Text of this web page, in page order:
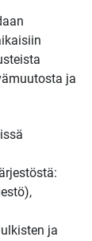
ja
ja